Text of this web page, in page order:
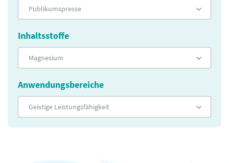
Publikumspresse
Inhaltsstoffe
Magnesium
Anwendungsbereiche
Geistige Leistungsfähigkeit